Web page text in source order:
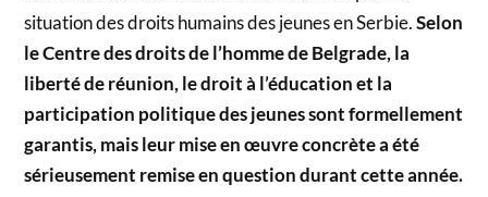
situation des droits humains des jeunes en Serbie.Selon
le Centre des droits de l’homme de Belgrade, la
liberté de réunion, le droit à l’éducation et la
participation politique des jeunes sont formellement
garantis, mais leur mise en œuvre concrète a été
sérieusement remise en question durant cette année.